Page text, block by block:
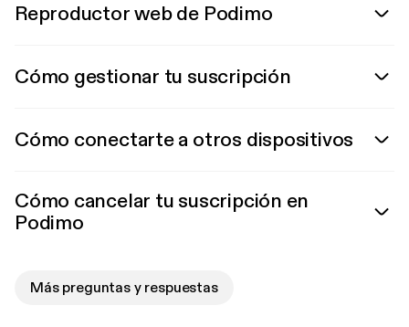
Reproductor web de Podimo
Cómo gestionar tu suscripción
Cómo conectarte a otros dispositivos
Cómo cancelar tu suscripción en
Podimo
Más preguntas y respuestas